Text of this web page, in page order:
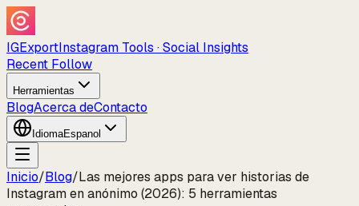
IGExportInstagram Tools · Social Insights
Recent Follow
Herramientas
BlogAcerca deContacto
IdiomaEspanol
Inicio/Blog/Las mejores apps para ver historias de
Instagram en anónimo (2026): 5 herramientas